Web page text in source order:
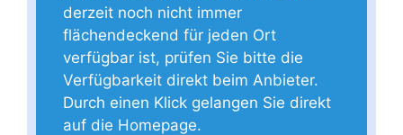
derzeit noch nicht immer
flächendeckend für jeden Ort
verfügbar ist, prüfen Sie bitte die
Verfügbarkeit direkt beim Anbieter.
Durch einen Klick gelangen Sie direkt
auf die Homepage.